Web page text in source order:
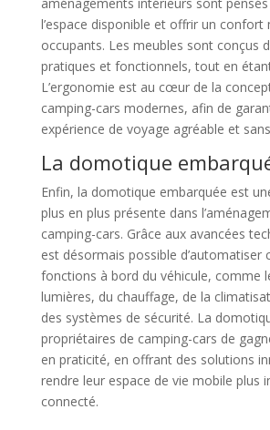
l’espace disponible et offrir un confort
occupants. Les meubles sont conçus
pratiques et fonctionnels, tout en
L’ergonomie est au cœur de la
camping-cars modernes, afin de
expérience de voyage agréable et
La domotique
Enfin, la domotique embarquée est
plus en plus présente dans
camping-cars. Grâce aux avancées
est désormais possible d’automatiser
fonctions à bord du véhicule, comme
lumières, du chauffage, de la
des systèmes de sécurité. La
propriétaires de camping-cars de
en praticité, en offrant des solutions
rendre leur espace de vie mobile plus
connecté.